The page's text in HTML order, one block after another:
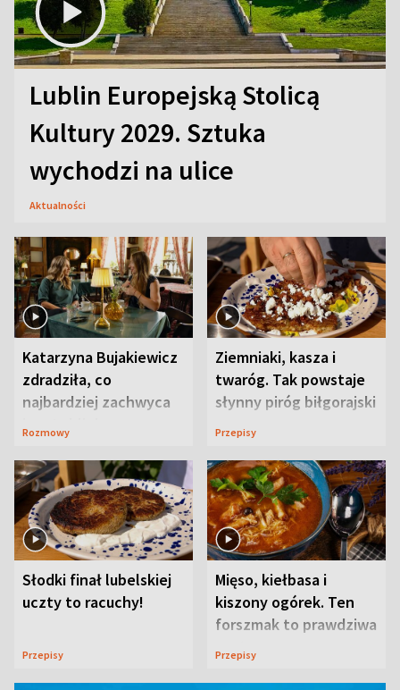
Lublin Europejską Stolicą
Kultury 2029. Sztuka
wychodzi na ulice
Aktualności
Katarzyna Bujakiewicz
zdradziła, co
najbardziej zachwyca
ją w Lublinie
Rozmowy
Ziemniaki, kasza i
twaróg. Tak powstaje
słynny piróg biłgorajski
Przepisy
Słodki finał lubelskiej
uczty to racuchy!
Przepisy
Mięso, kiełbasa i
kiszony ogórek. Ten
forszmak to prawdziwa
uczta
Przepisy